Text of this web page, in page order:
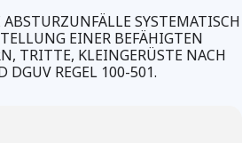
SYSTEMATISCH
EINER BEFÄHIGTEN
TRITTE, KLEINGERÜSTE NACH
DGUV REGEL 100-501.